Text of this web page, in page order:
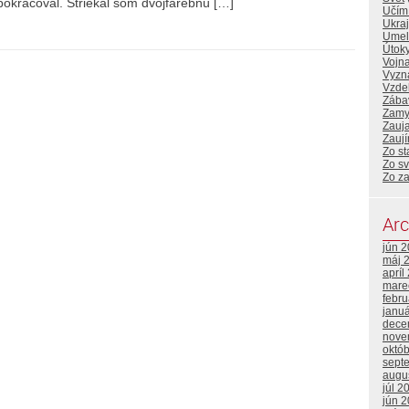
Striekal som dvojfarebnú […]
Zo
Zo
Zo
jún
máj
apríl
júl
jún